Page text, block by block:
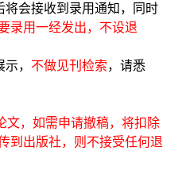
将会接收到录用通知，同时
录用一经发出，不设退
， 不做见刊检索，请悉
文，如需申请撤稿，将扣除
到出版社，则不接受任何退